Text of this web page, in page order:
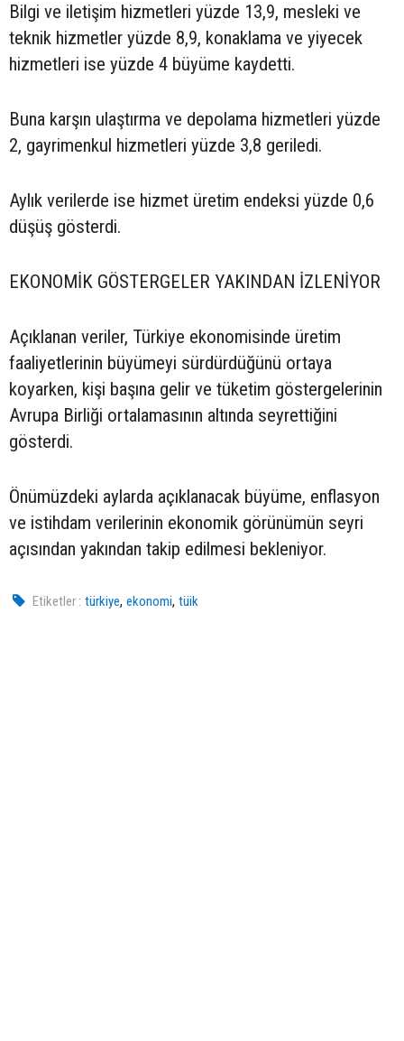
Bilgi ve iletişim hizmetleri yüzde 13,9, mesleki ve
teknik hizmetler yüzde 8,9, konaklama ve yiyecek
hizmetleri ise yüzde 4 büyüme kaydetti.
Buna karşın ulaştırma ve depolama hizmetleri yüzde
2, gayrimenkul hizmetleri yüzde 3,8 geriledi.
Aylık verilerde ise hizmet üretim endeksi yüzde 0,6
düşüş gösterdi.
EKONOMİK GÖSTERGELER YAKINDAN İZLENİYOR
Açıklanan veriler, Türkiye ekonomisinde üretim
faaliyetlerinin büyümeyi sürdürdüğünü ortaya
koyarken, kişi başına gelir ve tüketim göstergelerinin
Avrupa Birliği ortalamasının altında seyrettiğini
gösterdi.
Önümüzdeki aylarda açıklanacak büyüme, enflasyon
ve istihdam verilerinin ekonomik görünümün seyri
açısından yakından takip edilmesi bekleniyor.
Etiketler : türkiye,ekonomi,tüik